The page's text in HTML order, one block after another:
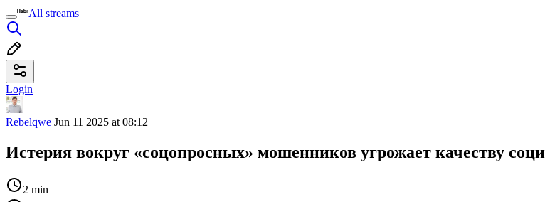
All streams
Login
Rebelqwe Jun 11 2025 at 08:12
Истерия вокруг «соцопросных» мошенников угрожает качеству
2 min